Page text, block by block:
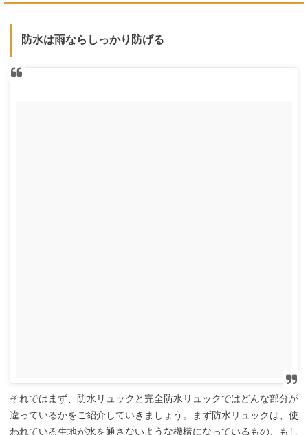
防水は雨ならしっかり防げる
それではまず、防水リュックと完全防水リュックではどんな部分が
違っているかをご紹介していきましょう。まず防水リュックは、使
われている生地が水を通さないような機構になっているもの、もし